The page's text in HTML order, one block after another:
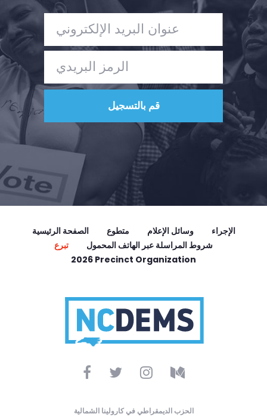
الصفحة الرئيسية متطوع وسائل الإعلام
الإجراء
تبرع
شروط المراسلة عبر الهاتف المحمول
2026 Precinct Organization
الحزب الديمقراطي في كارولينا الشمالية